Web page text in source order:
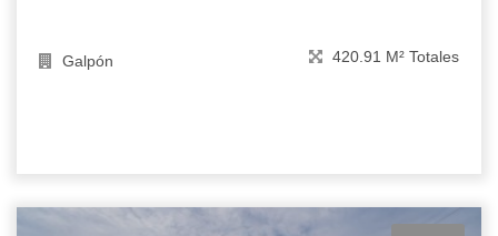
Galpón 420.91 M² Totales